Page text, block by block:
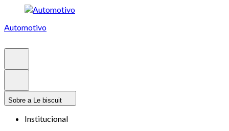
Automotivo
Sobre a Le biscuit
Institucional